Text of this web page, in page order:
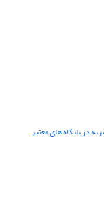
در پایگاه های معتبر